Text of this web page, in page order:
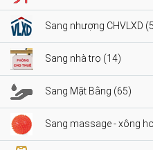
Sang nhượng CHVLXD
Sang nhà trọ (14)
Sang Mặt Bằng (65)
Sang massage - xông